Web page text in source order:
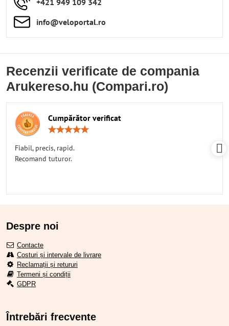
+421 949 109 342
info​​@veloportal​.ro
Recenzii verificate de compania
Arukereso.hu (Compari.ro)
Cumpărător verificat
Fiabil, precis, rapid.
Recomand tuturor.
Despre noi
Contacte
Costuri și intervale de livrare
Reclamații și retururi
Termeni și condiții
GDPR
Întrebări frecvente